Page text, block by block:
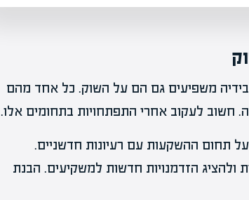
משפיעים גם הם על השוק. כל אחד מהם
חשוב לעקוב אחרי התפתחויות בתחומים אלו.
תחום ההשקעות עם רעיונות חדשניים.
ולהציג הזדמנויות חדשות למשקיעים. הבנת